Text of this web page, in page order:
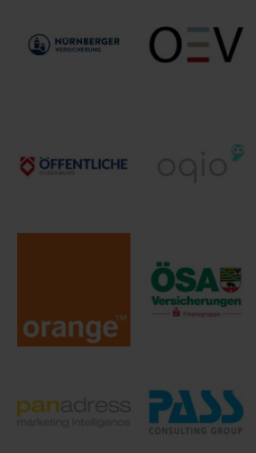
Versicherung AG NEOMATIC AG
Versicherung Dienste GmbH
oqio
Cyberdefense
Germany GmbH
ÖSA Öffentliche
Feuerversicherung
Sachsen-Anhalt